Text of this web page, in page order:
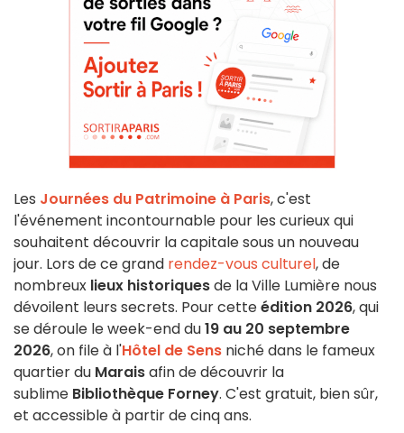
Les Journées du Patrimoine à Paris, c'est
l'événement incontournable pour les curieux qui
souhaitent découvrir la capitale sous un nouveau
jour. Lors de ce grand rendez-vous culturel, de
nombreux lieux historiquesde la Ville Lumière nous
dévoilent leurs secrets. Pour cetteédition 2026, qui
se déroule le week-end du19 au 20 septembre
2026, on file à l'Hôtel de Sens niché dans le fameux
quartier du Maraisafin de découvrir la
sublime Bibliothèque Forney. C'est gratuit, bien sûr,
et accessible à partir de cinq ans.